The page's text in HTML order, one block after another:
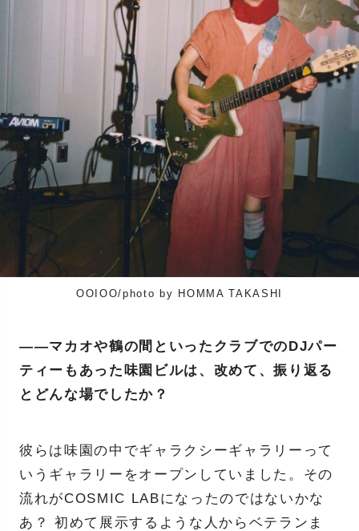
OOIOO/photo by HOMMA TAKASHI
——マカオや鶴の間といったクラブでのDJパー
ティーもあった味園ビルは、改めて、振り返る
とどんな場でしたか？
彼らは味園の中でギャラクシーギャラリーって
いうギャラリーをオープンしていました。その
流れがCOSMIC LABになったのではないかな
あ？ 初めて展示するような人からベテランま